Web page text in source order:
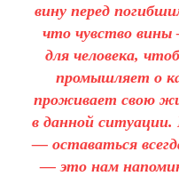
вину перед
что чувство
для человека,
промышляет о
проживает свою
в данной
— оставаться
— это нам